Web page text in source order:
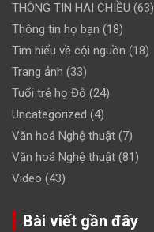
THÔNG TIN HAI CHIỀU (63)
Thông tin họ bạn (18)
Tìm hiểu về cội nguồn (18)
Trang ảnh (33)
Tuổi trẻ họ Đỗ (24)
Uncategorized (4)
Văn hoá Nghệ thuật (7)
Văn hoá Nghệ thuật (81)
Video (43)
Bài viết gần đây